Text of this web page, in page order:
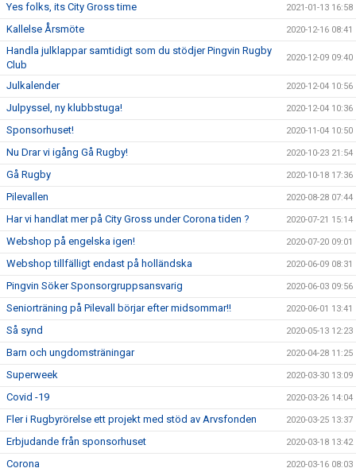
Yes folks, its City Gross time 2021-01-13 16:58
Kallelse Årsmöte 2020-12-16 08:41
Handla julklappar samtidigt som du stödjer Pingvin Rugby
Club
2020-12-09 09:40
Julkalender 2020-12-04 10:56
Julpyssel, ny klubbstuga! 2020-12-04 10:36
Sponsorhuset! 2020-11-04 10:50
Nu Drar vi igång Gå Rugby! 2020-10-23 21:54
Gå Rugby 2020-10-18 17:36
Pilevallen 2020-08-28 07:44
Har vi handlat mer på City Gross under Corona tiden ? 2020-07-21 15:14
Webshop på engelska igen! 2020-07-20 09:01
Webshop tillfälligt endast på holländska 2020-06-09 08:31
Pingvin Söker Sponsorgruppsansvarig 2020-06-03 09:56
Seniorträning på Pilevall börjar efter midsommar!! 2020-06-01 13:41
Så synd 2020-05-13 12:23
Barn och ungdomsträningar 2020-04-28 11:25
Superweek 2020-03-30 13:09
Covid -19 2020-03-26 14:04
Fler i Rugbyrörelse ett projekt med stöd av Arvsfonden 2020-03-25 13:37
Erbjudande från sponsorhuset 2020-03-18 13:42
Corona 2020-03-16 08:03